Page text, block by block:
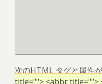
次のHTMLタグと属性
title=""> <abbr title="">